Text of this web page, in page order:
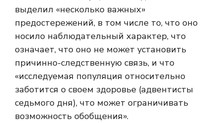
выделил «несколько важных»
предостережений, в том числе то, что оно
носило наблюдательный характер, что
означает, что оно не может установить
причинно-следственную связь, и что
«исследуемая популяция относительно
заботится о своем здоровье (адвентисты
седьмого дня), что может ограничивать
возможность обобщения».